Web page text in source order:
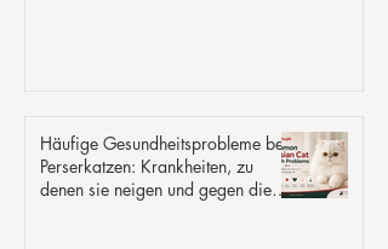
Häufige Gesundheitsprobleme bei
Perserkatzen: Krankheiten, zu
denen sie neigen und gegen die